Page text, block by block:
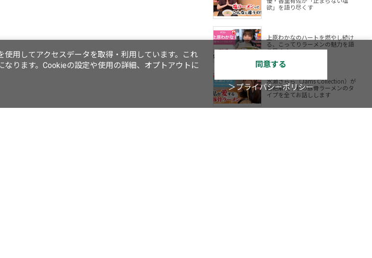
欲」を語り尽くす
上原わかなのハートを燃やし続け
る、こってりラーメンの魅力を語
り尽くす
水瀬さらら（Jams Collection）が
超絶解説！私の豚骨ラーメンのタ
イプを全てお話しします
用してアクセスデータを取得・利用しています。これ
ります。Cookieの設定や使用の詳細、オプトアウトに
同意する
＞プライバシーポリシー